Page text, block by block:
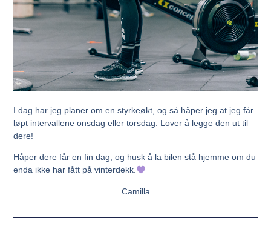
I dag har jeg planer om en styrkeøkt, og så håper jeg at jeg får
løpt intervallene onsdag eller torsdag. Lover å legge den ut til
dere!
Håper dere får en fin dag, og husk å la bilen stå hjemme om du
enda ikke har fått på vinterdekk.
Camilla